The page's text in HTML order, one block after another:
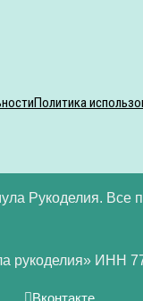
Политика
Рукоделия. Все
рукоделия» ИНН
Вконтакте